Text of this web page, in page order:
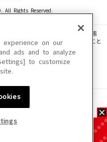
All Rights Reserved.
・写真・動画・音声等を、手段や形態
で複製、転載、ファイル化などすること
だけない場合があります。
なる場合があります。
on our
ads and to analyze
to customize